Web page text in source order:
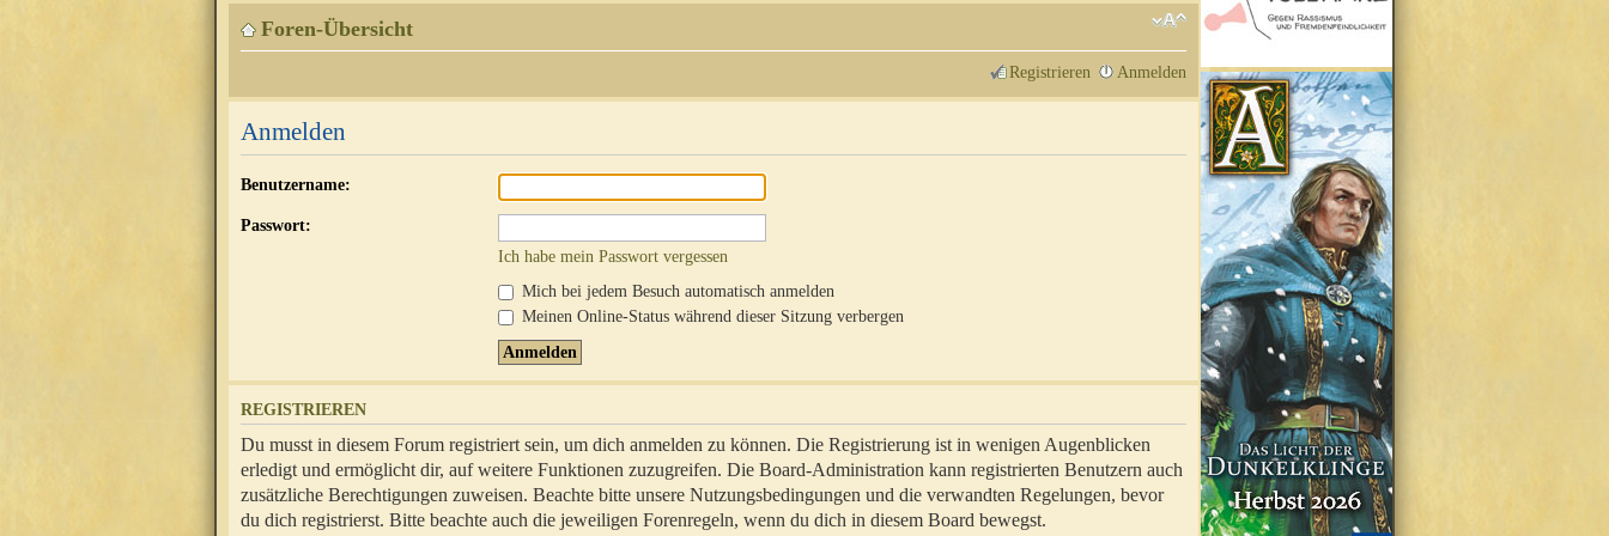
Foren-Übersicht
Registrieren Anmelden
Anmelden
Benutzername:
Passwort:
Ich habe mein Passwort vergessen
Mich bei jedem Besuch automatisch anmelden
Meinen Online-Status während dieser Sitzung verbergen
REGISTRIEREN
Du musst in diesem Forum registriert sein, um dich anmelden zu können. Die Registrierung ist in wenigen Augenblicken
erledigt und ermöglicht dir, auf weitere Funktionen zuzugreifen. Die Board-Administration kann registrierten Benutzern auch
zusätzliche Berechtigungen zuweisen. Beachte bitte unsere Nutzungsbedingungen und die verwandten Regelungen, bevor
du dich registrierst. Bitte beachte auch die jeweiligen Forenregeln, wenn du dich in diesem Board bewegst.